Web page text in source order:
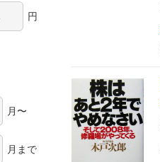
円
月〜
月まで